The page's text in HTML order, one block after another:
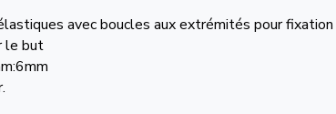
avec boucles aux extrémités pour fixation
le but